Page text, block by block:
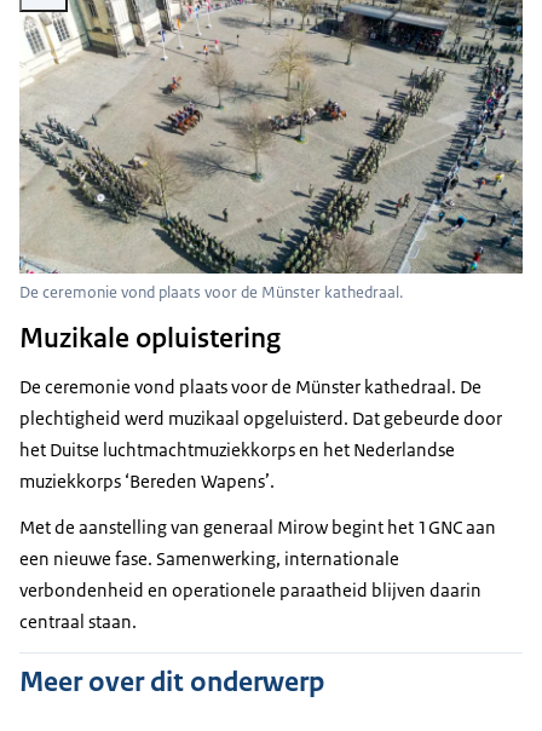
De ceremonie vond plaats voor de Münster kathedraal.
Muzikale opluistering
De ceremonie vond plaats voor de Münster kathedraal. De
plechtigheid werd muzikaal opgeluisterd. Dat gebeurde door
het Duitse luchtmachtmuziekkorps en het Nederlandse
muziekkorps ‘Bereden Wapens’.
Met de aanstelling van generaal Mirow begint het 1GNC aan
een nieuwe fase. Samenwerking, internationale
verbondenheid en operationele paraatheid blijven daarin
centraal staan.
Meer over dit onderwerp